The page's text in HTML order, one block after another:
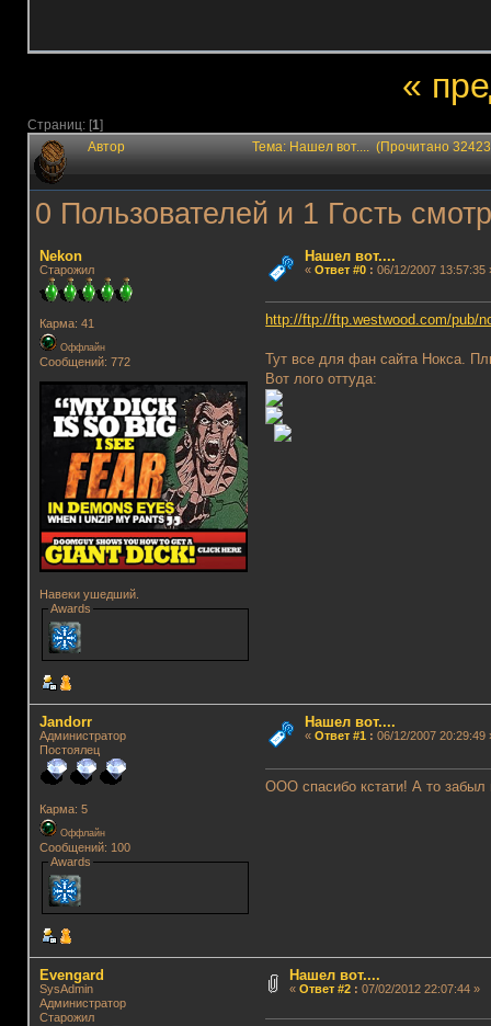
«
Страниц: [1]
Автор Тема: Нашел вот.... (Прочитано
0 Пользователей и 1 Гость
Nekon
Старожил
Карма: 41
Оффлайн
Сообщений: 772
Навеки ушедший.
Awards
Нашел вот....
« Ответ #0: 06/12/2007 13:57:35
http://ftp://ftp.westwood.com/pub/
Тут все для фан сайта Нокса.
Вот лого оттуда:
Jandorr
Администратор
Постоялец
Карма: 5
Оффлайн
Сообщений: 100
Awards
Нашел вот....
« Ответ #1: 06/12/2007 20:29:49
ООО спасибо кстати! А то забыл
Evengard
SysAdmin
Администратор
Старожил
Нашел вот....
« Ответ #2: 07/02/2012 22:07:44 »